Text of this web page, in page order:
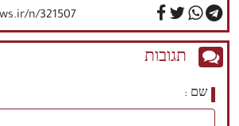
n/321507
תגובות
שם